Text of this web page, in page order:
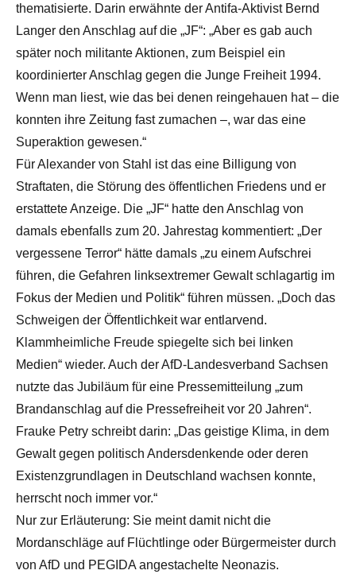
thematisierte. Darin erwähnte der Antifa-Aktivist Bernd
Langer den Anschlag auf die „JF“: „Aber es gab auch
später noch militante Aktionen, zum Beispiel ein
koordinierter Anschlag gegen die Junge Freiheit 1994.
Wenn man liest, wie das bei denen reingehauen hat – die
konnten ihre Zeitung fast zumachen –, war das eine
Superaktion gewesen.“
Für Alexander von Stahl ist das eine Billigung von
Straftaten, die Störung des öffentlichen Friedens und er
erstattete Anzeige. Die „JF“ hatte den Anschlag von
damals ebenfalls zum 20. Jahrestag kommentiert: „Der
vergessene Terror“ hätte damals „zu einem Aufschrei
führen, die Gefahren linksextremer Gewalt schlagartig im
Fokus der Medien und Politik“ führen müssen. „Doch das
Schweigen der Öffentlichkeit war entlarvend.
Klammheimliche Freude spiegelte sich bei linken
Medien“ wieder. Auch der AfD-Landesverband Sachsen
nutzte das Jubiläum für eine Pressemitteilung „zum
Brandanschlag auf die Pressefreiheit vor 20 Jahren“.
Frauke Petry schreibt darin: „Das geistige Klima, in dem
Gewalt gegen politisch Andersdenkende oder deren
Existenzgrundlagen in Deutschland wachsen konnte,
herrscht noch immer vor.“
Nur zur Erläuterung: Sie meint damit nicht die
Mordanschläge auf Flüchtlinge oder Bürgermeister durch
von AfD und PEGIDA angestachelte Neonazis.